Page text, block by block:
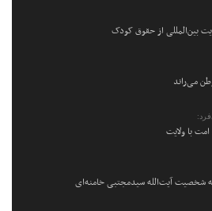
بین‌المللی از حقوق کودک
می‌راند
با ولایت
شخصیت آیت‌الله سیدمجتبی خامنه‌ای